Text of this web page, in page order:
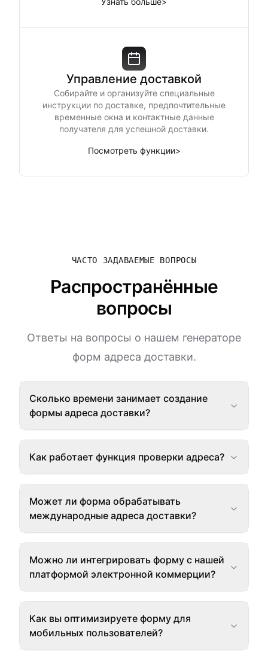
Управление доставкой
Собирайте и организуйте специальные
инструкции по доставке, предпочтительные
временные окна и контактные данные
получателя для успешной доставки.
Посмотреть функции>
ЧАСТО ЗАДАВАЕМЫЕ ВОПРОСЫ
Распространённые
вопросы
Ответы на вопросы о нашем генераторе
форм адреса доставки.
Сколько времени занимает создание
формы адреса доставки?
Как работает функция проверки адреса?
Может ли форма обрабатывать
международные адреса доставки?
Можно ли интегрировать форму с нашей
платформой электронной коммерции?
Как вы оптимизируете форму для
мобильных пользователей?